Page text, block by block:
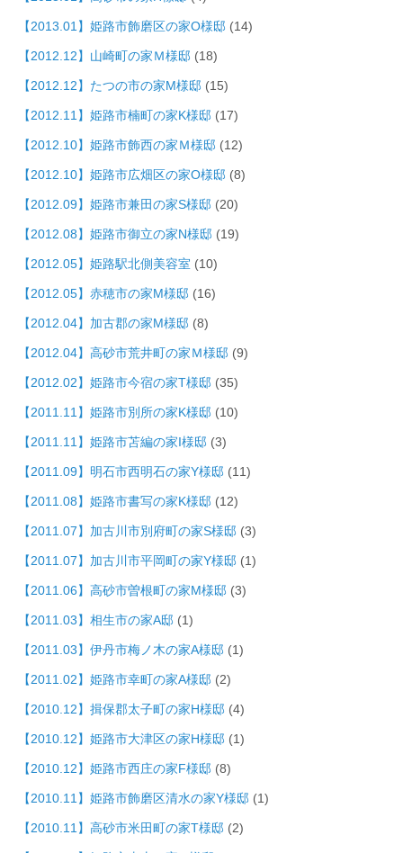
【2013.01】姫路市飾磨区の家O様邸 (14)
【2012.12】山崎町の家Ｍ様邸 (18)
【2012.12】たつの市の家M様邸 (15)
【2012.11】姫路市楠町の家K様邸 (17)
【2012.10】姫路市飾西の家Ｍ様邸 (12)
【2012.10】姫路市広畑区の家O様邸 (8)
【2012.09】姫路市兼田の家S様邸 (20)
【2012.08】姫路市御立の家N様邸 (19)
【2012.05】姫路駅北側美容室 (10)
【2012.05】赤穂市の家M様邸 (16)
【2012.04】加古郡の家M様邸 (8)
【2012.04】高砂市荒井町の家Ｍ様邸 (9)
【2012.02】姫路市今宿の家T様邸 (35)
【2011.11】姫路市別所の家K様邸 (10)
【2011.11】姫路市苫編の家I様邸 (3)
【2011.09】明石市西明石の家Y様邸 (11)
【2011.08】姫路市書写の家K様邸 (12)
【2011.07】加古川市別府町の家S様邸 (3)
【2011.07】加古川市平岡町の家Y様邸 (1)
【2011.06】高砂市曽根町の家M様邸 (3)
【2011.03】相生市の家A邸 (1)
【2011.03】伊丹市梅ノ木の家A様邸 (1)
【2011.02】姫路市幸町の家A様邸 (2)
【2010.12】揖保郡太子町の家H様邸 (4)
【2010.12】姫路市大津区の家H様邸 (1)
【2010.12】姫路市西庄の家F様邸 (8)
【2010.11】姫路市飾磨区清水の家Y様邸 (1)
【2010.11】高砂市米田町の家T様邸 (2)